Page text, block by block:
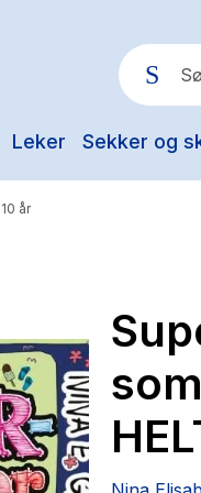
Leker Sekker og
år